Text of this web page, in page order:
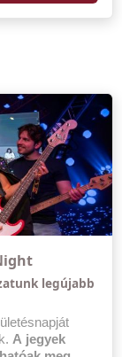
legújabb
A jegyek